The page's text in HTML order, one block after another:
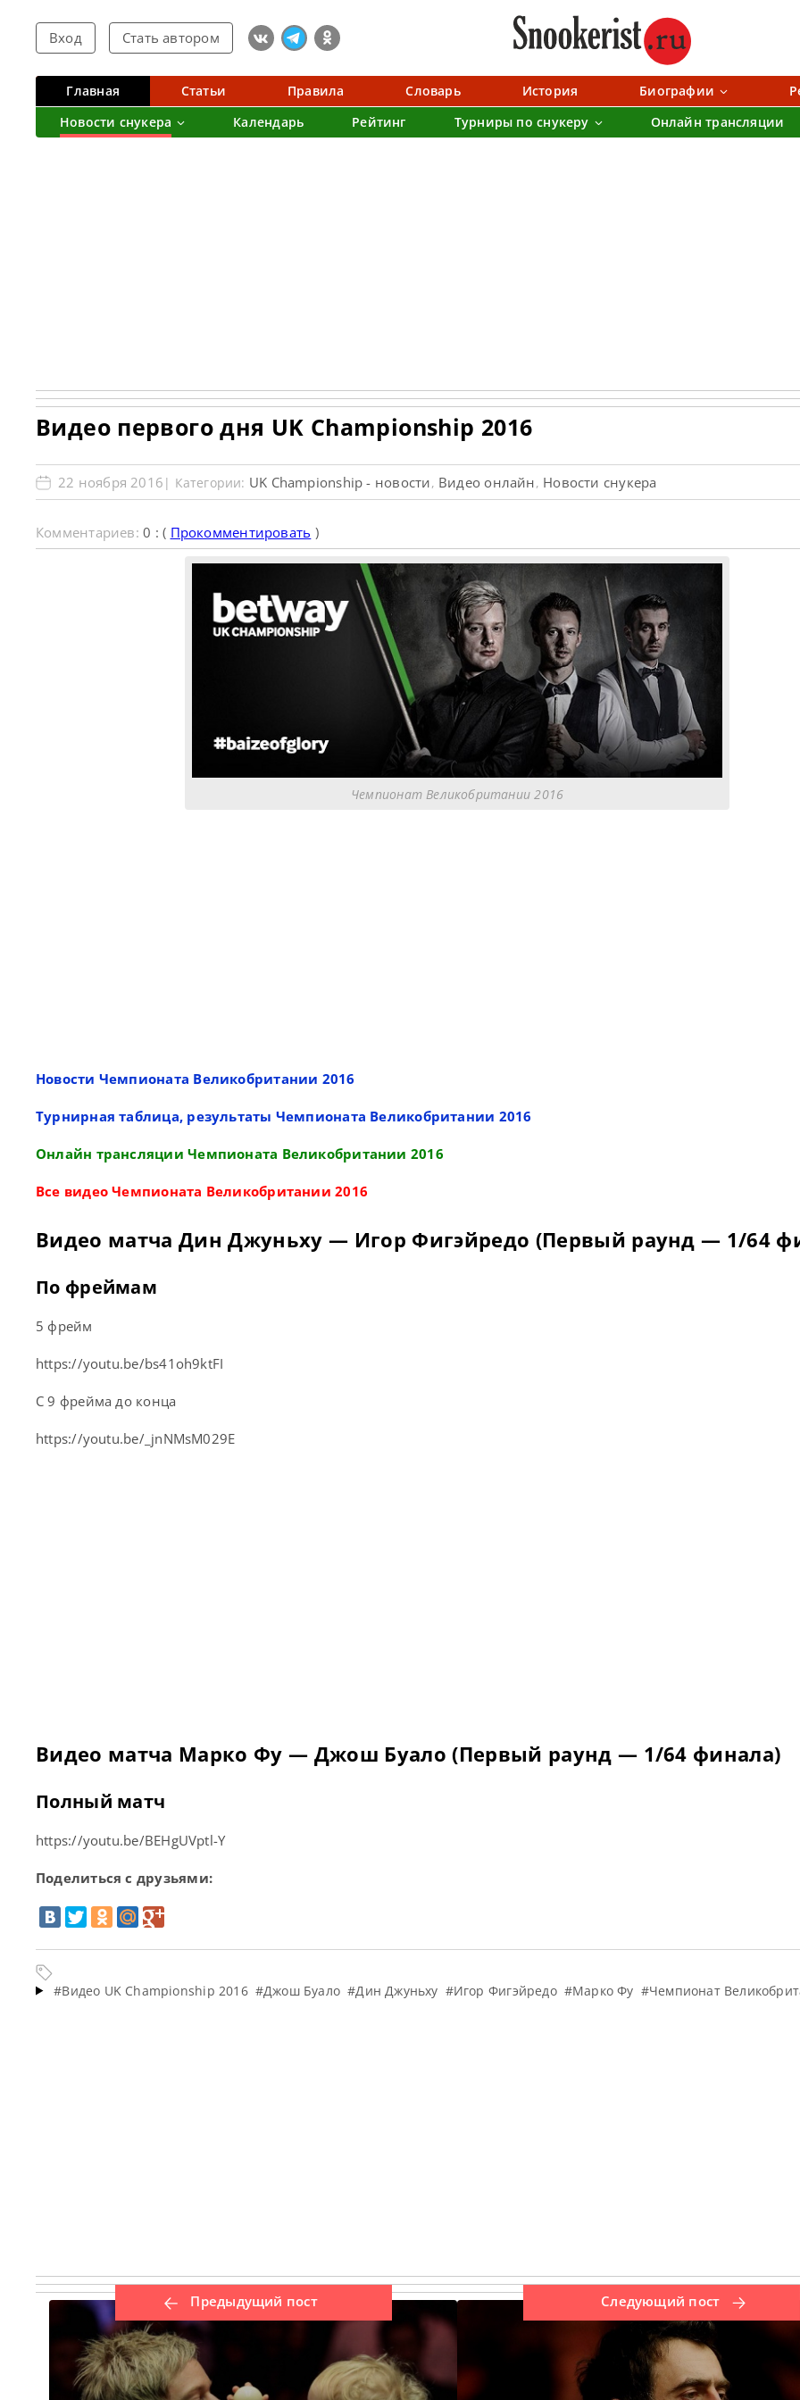
Вход Стать автором
Главная Статьи Правила Словарь История Биографии
Новости снукера
Календарь Рейтинг Турниры по снукеру Онлайн трансляции
Видео первого дня UK Championship 2016
22 ноября 2016 | Категории: UK Championship - новости, Видео онлайн, Новости снукера
Комментариев:0 : ( Прокомментировать )
Чемпионат Великобритании 2016
Новости Чемпионата Великобритании 2016
Турнирная таблица, результаты Чемпионата Великобритании 2016
Онлайн трансляции Чемпионата Великобритании 2016
Все видео Чемпионата Великобритании 2016
Видео матча Дин Джуньху — Игор Фигэйредо (Первый раунд — 1/64
По фреймам
5 фрейм
https://youtu.be/bs41oh9ktFI
С 9 фрейма до конца
https://youtu.be/_jnNMsM029E
Видео матча Марко Фу — Джош Буало (Первый раунд — 1/64 финала)
Полный матч
https://youtu.be/BEHgUVptl-Y
Поделиться с друзьями:
#Видео UK Championship 2016 #Джош Буало #Дин Джуньху #Игор Фигэйредо #Марко Фу #Чемпионат
Предыдущий пост Следующий пост